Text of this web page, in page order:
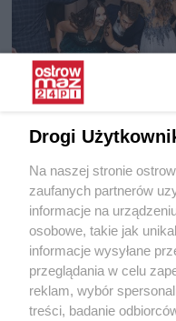
Ostrów Mazowiecka:
OstrowMaz24
Drogi
Na naszej stronie
zaufanych partnerów
informacje na
osobowe, takie jak
informacje wysyłane
przeglądania w celu
reklam, wybór
treści, badanie